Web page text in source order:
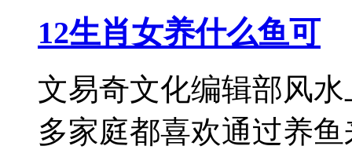
12生肖女养什么鱼可
文易奇文化编辑部风
多家庭都喜欢通过养